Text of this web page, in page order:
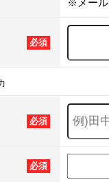
※メール
必須
必須
必須